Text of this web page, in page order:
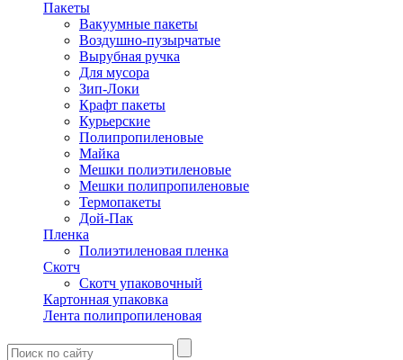
Пакеты
Вакуумные пакеты
Воздушно-пузырчатые
Вырубная ручка
Для мусора
Зип-Локи
Крафт пакеты
Курьерские
Полипропиленовые
Майка
Мешки полиэтиленовые
Мешки полипропиленовые
Термопакеты
Дой-Пак
Пленка
Полиэтиленовая пленка
Скотч
Скотч упаковочный
Картонная упаковка
Лента полипропиленовая